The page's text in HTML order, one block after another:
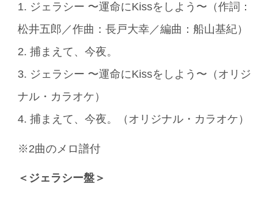
1. ジェラシー 〜運命にKissをしよう〜（作詞：
松井五郎／作曲：長戸大幸／編曲：船山基紀）
2. 捕まえて、今夜。
3. ジェラシー 〜運命にKissをしよう〜（オリジ
ナル・カラオケ）
4. 捕まえて、今夜。（オリジナル・カラオケ）
※2曲のメロ譜付
＜ジェラシー盤＞